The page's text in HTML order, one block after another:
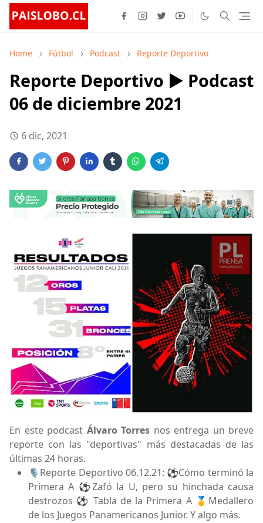
Home Fútbol Podcast Reporte Deportivo
Reporte Deportivo ▶️ Podcast
06 de diciembre 2021
6 dic, 2021
En este podcast Álvaro Torres nos entrega un breve
reporte con las "deportivas" más destacadas de las
últimas 24 horas.
🎙️Reporte Deportivo 06.12.21: ⚽Cómo terminó la
Primera A ⚽Zafó la U, pero su hinchada causa
destrozos ⚽ Tabla de la Primera A 🥇Medallero
de los Juegos Panamericanos Junior. Y algo más.